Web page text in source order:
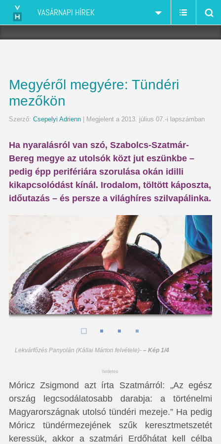
VASÁRNAPI HÍREK
Megyéről megyére: Tündéri
mezőkön
Szerző: Csepelyi Adrienn| Megjelent a 2013. július 07.-i lapszámban
Ha nyaralásról van szó, Szabolcs-Szatmár-
Bereg megye az utolsók közt jut eszünkbe –
pedig épp perifériára szorulása okán idilli
kikapcsolódást kínál. Irodalom, töltött káposzta,
időutazás – és persze a világhíres szilvapálinka.
Lekvárfőzés Panyolán (Kállai Márton felvétele)-– Kép 1/4
hirdetes
Móricz Zsigmond azt írta Szatmárról: „Az egész
ország legcsodálatosabb darabja: a történelmi
Magyarországnak utolsó tündéri mezeje.” Ha pedig
Móricz tündérmezejének szűk keresztmetszetét
keressük, akkor a szatmári Erdőhátat kell célba